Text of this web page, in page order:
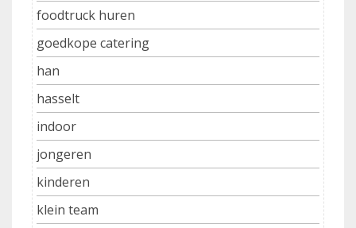
foodtruck huren
goedkope catering
han
hasselt
indoor
jongeren
kinderen
klein team